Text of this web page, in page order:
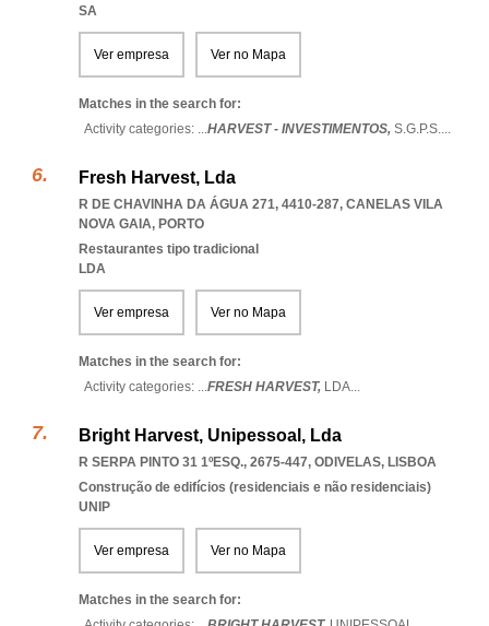
SA
Ver empresa Ver no Mapa
Matches in the search for:
Activity categories: ...HARVEST - INVESTIMENTOS, S.G.P.S....
Fresh Harvest, Lda
R DE CHAVINHA DA ÁGUA 271, 4410-287, CANELAS VILA
NOVA GAIA, PORTO
Restaurantes tipo tradicional
LDA
Ver empresa Ver no Mapa
Matches in the search for:
Activity categories: ...FRESH HARVEST, LDA...
Bright Harvest, Unipessoal, Lda
R SERPA PINTO 31 1ºESQ., 2675-447, ODIVELAS, LISBOA
Construção de edifícios (residenciais e não residenciais)
UNIP
Ver empresa Ver no Mapa
Matches in the search for: